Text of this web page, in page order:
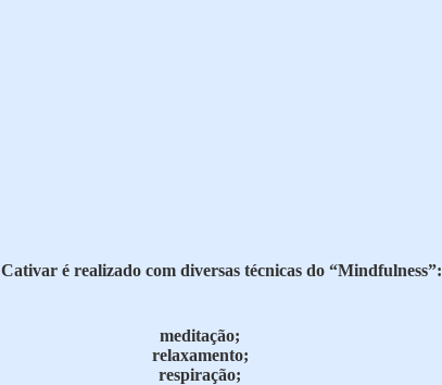
Cativar é realizado com diversas técnicas do “Mindfulness”:
meditação;
relaxamento;
respiração;